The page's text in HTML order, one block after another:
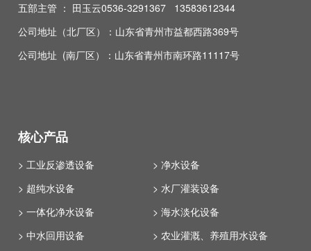
五部主管 ： 田玉云0536-3291367 13583612344
公司地址（北厂区）：山东省青州市益都西路369号
公司地址 (南厂区）：山东省青州市南环路11117号
核心产品
> 工业反渗透设备
> 净水设备
> 超纯水设备
> 水厂灌装设备
> 一体化净水设备
> 海水淡化设备
> 中水回用设备
> 农业灌溉、养殖用水设备